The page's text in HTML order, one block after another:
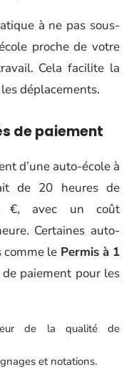
à ne pas sous-
proche de votre
Cela facilite la
déplacements.
de paiement
d’une auto-école à
de 20 heures de
€, avec un coût
Certaines auto-
comme le Permis à 1
paiement pour les
de la qualité de
et notations.